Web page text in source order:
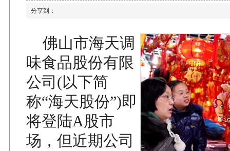
分享到：
佛山市海天调
味食品股份有限
公司(以下简
称“海天股份”)即
将登陆A股市
场，但近期公司